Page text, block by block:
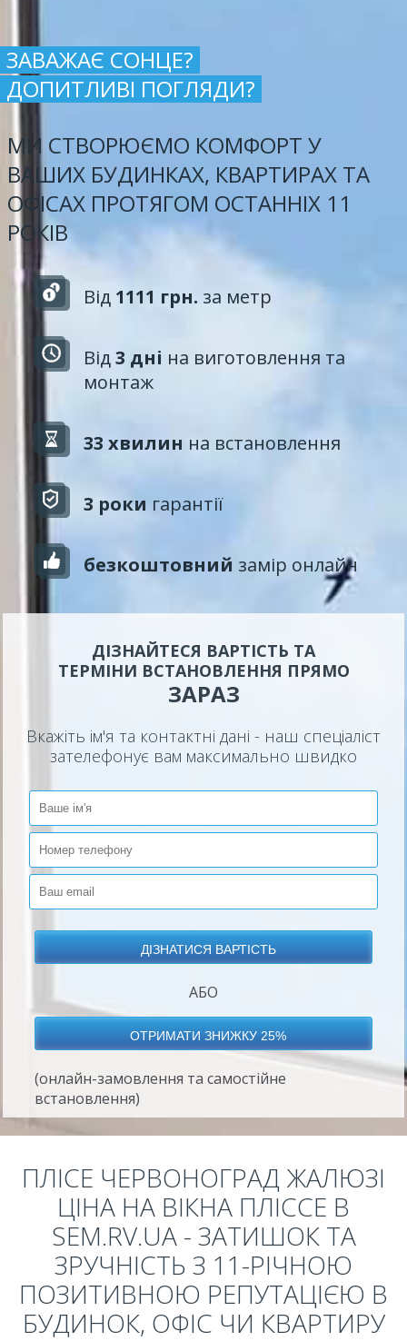
ЗАВАЖАЄ СОНЦЕ?
ДОПИТЛИВІ ПОГЛЯДИ?
МИ СТВОРЮЄМО КОМФОРТ У
ВАШИХ БУДИНКАХ, КВАРТИРАХ ТА
ОФІСАХ ПРОТЯГОМ ОСТАННІХ 11
РОКІВ
Від 1111 грн. за метр
Від3 дні на виготовлення та
монтаж
33 хвилин на встановлення
3 роки гарантії
безкоштовний замір онлайн
ДІЗНАЙТЕСЯ ВАРТІСТЬ ТА
ТЕРМІНИ ВСТАНОВЛЕННЯ ПРЯМО
ЗАРАЗ
Вкажіть ім'я та контактні дані - наш спеціаліст
зателефонує вам максимально швидко
АБО
(онлайн-замовлення та самостійне
встановлення)
ПЛІСЕ ЧЕРВОНОГРАД ЖАЛЮЗІ
ЦІНА НА ВІКНА ПЛІССЕ В
SEM.RV.UA - ЗАТИШОК ТА
ЗРУЧНІСТЬ З 11-РІЧНОЮ
ПОЗИТИВНОЮ РЕПУТАЦІЄЮ В
БУДИНОК, ОФІС ЧИ КВАРТИРУ